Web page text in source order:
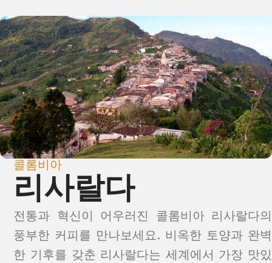
콜롬비아
리사랄다
전통과 혁신이 어우러진 콜롬비아 리사랄다의
풍부한 커피를 만나보세요. 비옥한 토양과 완벽
한 기후를 갖춘 리사랄다는 세계에서 가장 맛있